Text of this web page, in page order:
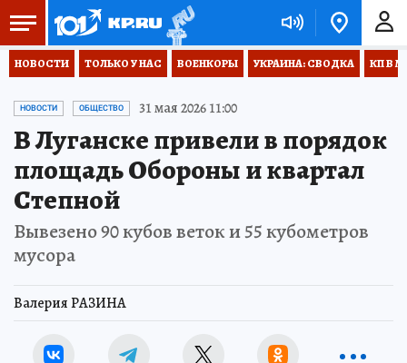
НОВОСТИ ТОЛЬКО У НАС ВОЕНКОРЫ УКРАИНА: СВОДКА КП В
НОВОСТИ ОБЩЕСТВО 31 мая 2026 11:00
В Луганске привели в порядок
площадь Обороны и квартал
Степной
Вывезено 90 кубов веток и 55 кубометров
мусора
Валерия РАЗИНА